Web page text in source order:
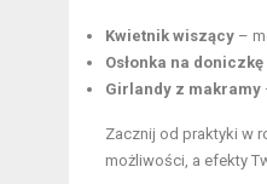
Kwietnik wiszący –
Osłonka na doniczkę
Girlandy z makramy
Zacznij od praktyki w
możliwości, a efekty